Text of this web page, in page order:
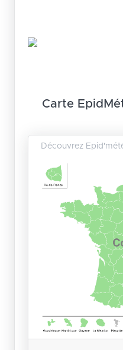
Carte
Découvrez